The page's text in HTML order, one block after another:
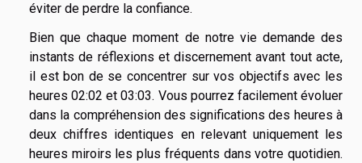
éviter de perdre la confiance.
Bien que chaque moment de notre vie demande des
instants de réflexions et discernement avant tout acte,
il est bon de se concentrer sur vos objectifs avec les
heures 02:02 et 03:03. Vous pourrez facilement évoluer
dans la compréhension des significations des heures à
deux chiffres identiques en relevant uniquement les
heures miroirs les plus fréquents dans votre quotidien.